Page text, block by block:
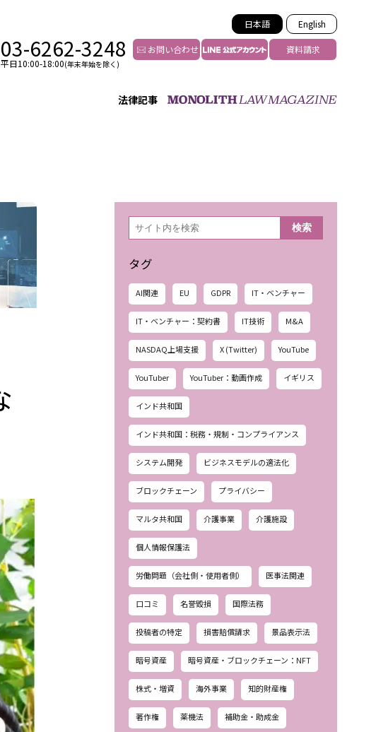
日本語 English
03-6262-3248
平日10:00-18:00(年末年始を除く)
お問い合わせ 資料請求
法律記事
リスティング汚染の削除対策
過去の芸能等活動の削除
YouTube等SNSのM&A
検
索 検索
タグ
AI関連 EU GDPR IT・ベンチャー
IT・ベンチャー：契約書 IT技術 M&A
NASDAQ上場支援 X (Twitter) YouTube
YouTuber YouTuber：動画作成 イギリス
インド共和国
インド共和国：税務・規制・コンプライアンス
システム開発 ビジネスモデルの適法化
ブロックチェーン プライバシー
マルタ共和国 介護事業 介護施設
個人情報保護法
労働問題（会社側・使用者側） 医事法関連
口コミ 名誉毀損 国際法務
投稿者の特定 損害賠償請求 景品表示法
暗号資産 暗号資産・ブロックチェーン：NFT
株式・増資 海外事業 知的財産権
著作権 薬機法 補助金・助成金